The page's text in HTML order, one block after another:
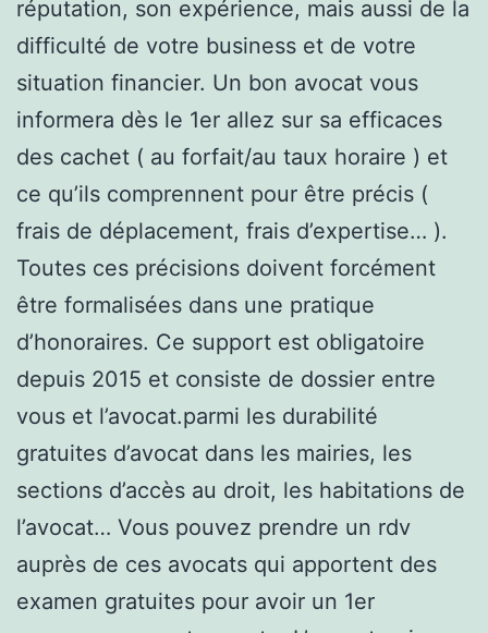
réputation, son expérience, mais aussi de la
difficulté de votre business et de votre
situation financier. Un bon avocat vous
informera dès le 1er allez sur sa efficaces
des cachet ( au forfait/au taux horaire ) et
ce qu’ils comprennent pour être précis (
frais de déplacement, frais d’expertise… ).
Toutes ces précisions doivent forcément
être formalisées dans une pratique
d’honoraires. Ce support est obligatoire
depuis 2015 et consiste de dossier entre
vous et l’avocat.parmi les durabilité
gratuites d’avocat dans les mairies, les
sections d’accès au droit, les habitations de
l’avocat… Vous pouvez prendre un rdv
auprès de ces avocats qui apportent des
examen gratuites pour avoir un 1er